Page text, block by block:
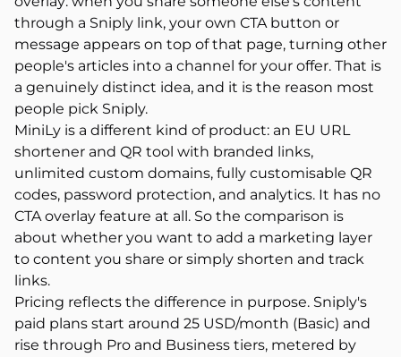
through a Sniply link, your own CTA button or
message appears on top of that page, turning other
people's articles into a channel for your offer. That is
a genuinely distinct idea, and it is the reason most
people pick Sniply.
MiniLy is a different kind of product: an EU URL
shortener and QR tool with branded links,
unlimited custom domains, fully customisable QR
codes, password protection, and analytics. It has no
CTA overlay feature at all. So the comparison is
about whether you want to add a marketing layer
to content you share or simply shorten and track
links.
Pricing reflects the difference in purpose. Sniply's
paid plans start around 25 USD/month (Basic) and
rise through Pro and Business tiers, metered by